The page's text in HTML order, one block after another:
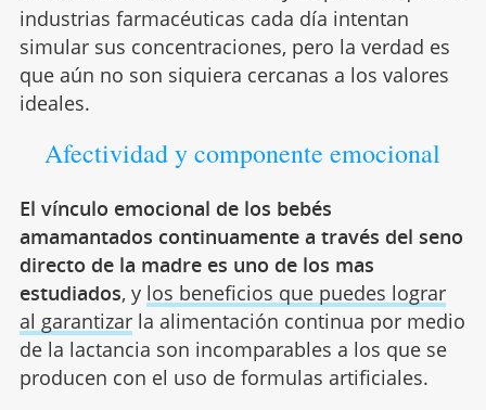
industrias farmacéuticas cada día intentan
simular sus concentraciones, pero la verdad es
que aún no son siquiera cercanas a los valores
ideales.
Afectividad y componente emocional
El vínculo emocional de los bebés
amamantados continuamente a través del seno
directo de la madre es uno de los mas
estudiados, y los beneficios que puedes lograr
al garantizarla alimentación continua por medio
de la lactancia son incomparables a los que se
producen con el uso de formulas artificiales.